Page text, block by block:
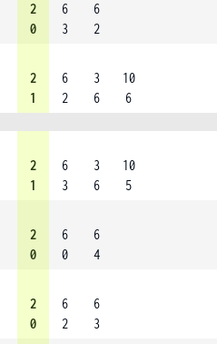
2
0
6
3
6
2
2
1
6
2
3
6
10
6
2
1
6
3
3
6
10
5
2
0
6
0
6
4
2
0
6
2
6
3